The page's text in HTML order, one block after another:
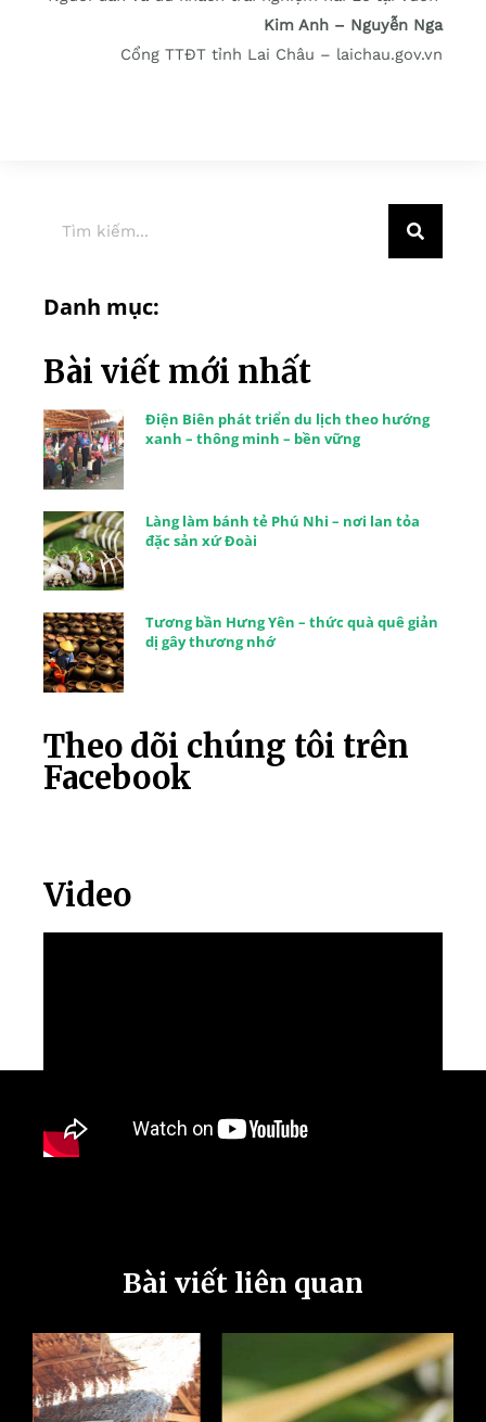
Kim Anh – Nguyễn Nga
Cổng TTĐT tỉnh Lai Châu – laichau.gov.vn
Danh mục:
Bài viết mới nhất
Điện Biên phát triển du lịch theo hướng
xanh – thông minh – bền vững
Làng làm bánh tẻ Phú Nhi – nơi lan tỏa
đặc sản xứ Đoài
Tương bần Hưng Yên – thức quà quê giản
dị gây thương nhớ
Theo dõi chúng tôi trên
Facebook
Video
Bài viết liên quan